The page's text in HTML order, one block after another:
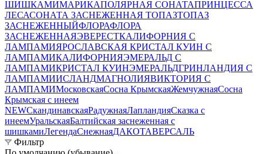
ШИШКАМИМАРИКАПОЛЯРНАЯ СОНАТАПРИНЦЕССА
ЛЕСАСОНАТА ЗАСНЕЖЕННАЯ ТОПАЗТОПАЗ
ЗАСНЕЖЕННЫЙФЛОРАФЛОРА
ЗАСНЕЖЕННАЯЭВЕРЕСТКАЛИФОРНИЯ С
ЛАМПАМИЯРОСЛАВСКАЯ КРИСТАЛ КУИН С
ЛАМПАМИКАЛИФОРНИЯЭМЕРАЛЬД С
ЛАМПАМИКРИСТАЛ КУИНЭМЕРАЛЬДГРИНЛАНДИЯ С
ЛАМПАМИИСЛАНДМАГНОЛИЯВИКТОРИЯ С
ЛАМПАМИМосковскаяСосна КрымскаяЖемчужнаяСосна
Крымская с инеем
NEWСкандинавскаяРадужнаяЛапландияСказка с
инеемУральскаяБалтийская заснеженная с
шишкамиЛегендаСнежнаяДАКОТАВЕРСАЛЬ
Фильтр